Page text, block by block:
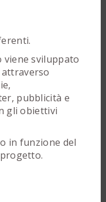
sviluppato
pubblicità e
gli obiettivi
in funzione del